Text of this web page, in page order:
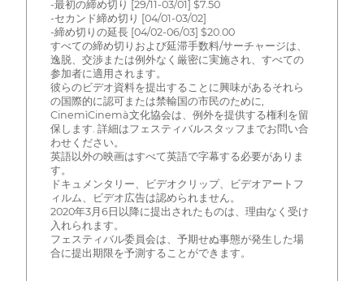
-最初の締め切り [29/11-03/01] $7.50
-セカンド締め切り [04/01-03/02]
-締め切りの延長 [04/02-06/03] $20.00
すべての締め切りおよび延滞手数料/サーチャージは、
逸脱、交渉または例外なく厳密に実施され、すべての
参加者に適用されます。
彼らのビデオ資料を提出することに興味があるそれら
の国際的に認可または禁輸国の市民のために,
CinemìCinemà文化協会は、例外を提供する権利を留
保します. 詳細はフェスティバルスタッフまでお問い合
わせください。
英語以外の映画はすべて英語で字幕する必要がありま
す。
ドキュメンタリー、ビデオクリップ、ビデオアートフ
ィルム、ビデオ広告は認められません。
2020年3月6日以降に提出されたものは、理由なく受け
入れられます。
フェスティバル委員会は、予期せぬ事態が発生した場
合に提出期限を予測することができます。